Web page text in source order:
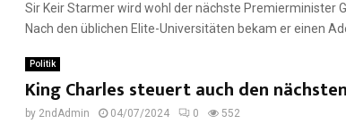
Sir Keir Starmer wird wohl der nächste Premierminister
Nach den üblichen Elite-Universitäten bekam er einen
Politik
King Charles steuert auch den
by 2ndAdmin 04/07/2024 0 552